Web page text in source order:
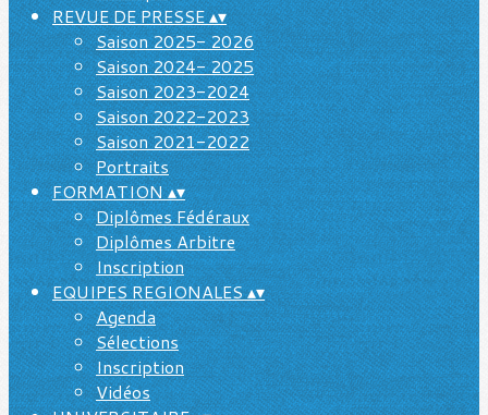
REVUE DE PRESSE▴▾
Saison 2025- 2026
Saison 2024- 2025
Saison 2023-2024
Saison 2022-2023
Saison 2021-2022
Portraits
FORMATION▴▾
Diplômes Fédéraux
Diplômes Arbitre
Inscription
EQUIPES REGIONALES▴▾
Agenda
Sélections
Inscription
Vidéos